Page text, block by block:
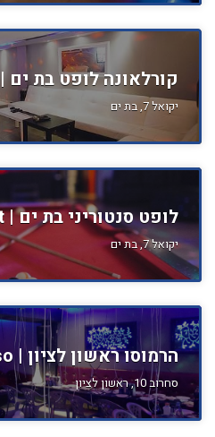
קורלאונה לופט בת ים | Corleone loft
יקואל 7, בת ים
לופט סנטוריני בת ים | Santorini loft
יקואל 7, בת ים
הרמוסו ראשון לציון | Hermoso
סחרוב 10, ראשון לציון